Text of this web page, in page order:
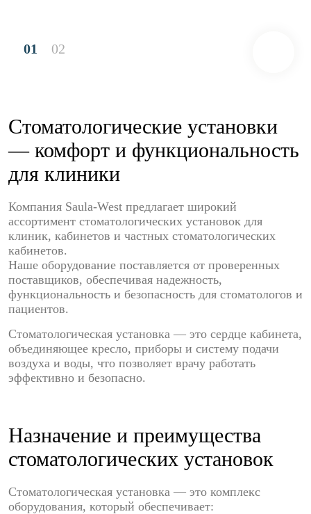
01 02
Стоматологические установки
— комфорт и функциональность
для клиники
Компания Saula-West предлагает широкий
ассортимент стоматологических установок для
клиник, кабинетов и частных стоматологических
кабинетов.
Наше оборудование поставляется от проверенных
поставщиков, обеспечивая надежность,
функциональность и безопасность для стоматологов и
пациентов.
Стоматологическая установка — это сердце кабинета,
объединяющее кресло, приборы и систему подачи
воздуха и воды, что позволяет врачу работать
эффективно и безопасно.
Назначение и преимущества
стоматологических установок
Стоматологическая установка — это комплекс
оборудования, который обеспечивает: